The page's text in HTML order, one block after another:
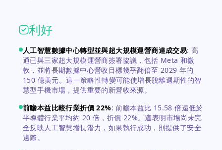
利好
人工智慧數據中心轉型並與超大規模運營商達成交易:高
通已與三家超大規模運營商簽署協議，包括 Meta 和微
軟，並將長期數據中心營收目標幾乎翻倍至 2029 年的
150 億美元。這一策略性轉變可能使增長脫離週期性的智
慧型手機市場，提供重要的新營收來源。
前瞻本益比較行業折價 22%:前瞻本益比 15.58 倍遠低於
半導體行業平均約 20 倍，折價 22%。這表明市場尚未完
全反映人工智慧增長潛力，如果執行成功，則提供了安全
邊際。